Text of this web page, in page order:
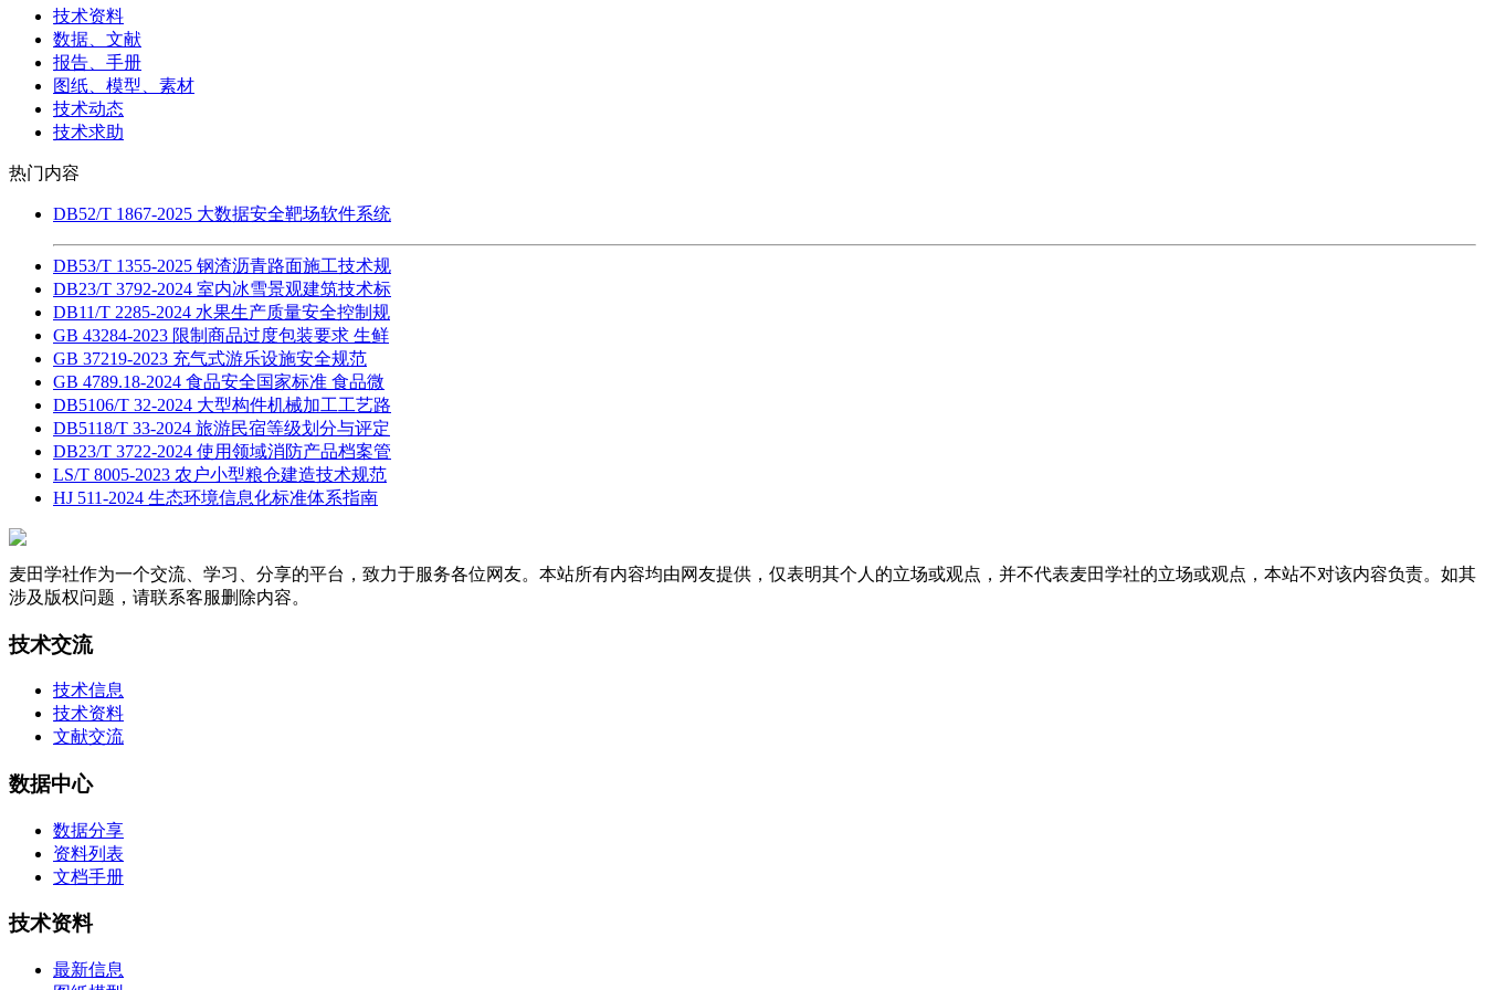
技术资料
数据、文献
报告、手册
图纸、模型、素材
技术动态
技术求助
热门内容
DB52/T 1867-2025 大数据安全靶场软件系统
DB53/T 1355-2025 钢渣沥青路面施工技术规
DB23/T 3792-2024 室内冰雪景观建筑技术标
DB11/T 2285-2024 水果生产质量安全控制规
GB 43284-2023 限制商品过度包装要求 生鲜
GB 37219-2023 充气式游乐设施安全规范
GB 4789.18-2024 食品安全国家标准 食品微
DB5106/T 32-2024 大型构件机械加工工艺路
DB5118/T 33-2024 旅游民宿等级划分与评定
DB23/T 3722-2024 使用领域消防产品档案管
LS/T 8005-2023 农户小型粮仓建造技术规范
HJ 511-2024 生态环境信息化标准体系指南
麦田学社作为一个交流、学习、分享的平台，致力于服务各位网友。本站所有内容均由网友提供，仅表明其个人的立场或观点，并不代表麦田学社的立场或观点，本站不对该内容负责。如其
涉及版权问题，请联系客服删除内容。
技术交流
技术信息
技术资料
文献交流
数据中心
数据分享
资料列表
文档手册
技术资料
最新信息